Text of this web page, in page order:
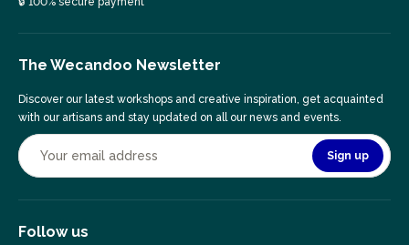
The Wecandoo Newsletter
Discover our latest workshops and creative inspiration, get acquainted
with our artisans and stay updated on all our news and events.
Sign up
Follow us